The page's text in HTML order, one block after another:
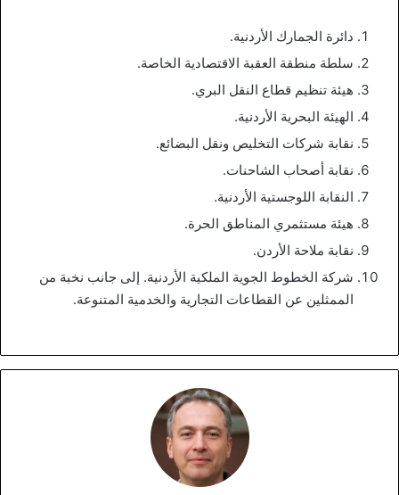
دائرة الجمارك الأردنية.
سلطة منطقة العقبة الاقتصادية الخاصة.
هيئة تنظيم قطاع النقل البري.
الهيئة البحرية الأردنية.
نقابة شركات التخليص ونقل البضائع.
نقابة أصحاب الشاحنات.
النقابة اللوجستية الأردنية.
هيئة مستثمري المناطق الحرة.
نقابة ملاحة الأردن.
شركة الخطوط الجوية الملكية الأردنية. إلى جانب نخبة من
الممثلين عن القطاعات التجارية والخدمية المتنوعة.